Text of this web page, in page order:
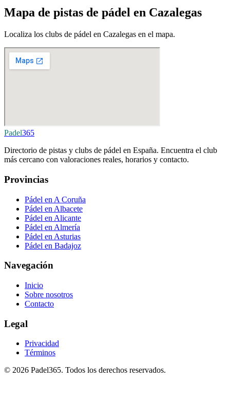
Mapa de pistas de pádel en Cazalegas
Localiza los clubs de pádel en Cazalegas en el mapa.
Padel365
Directorio de pistas y clubs de pádel en España. Encuentra el club
más cercano con valoraciones reales, horarios y contacto.
Provincias
Pádel en A Coruña
Pádel en Albacete
Pádel en Alicante
Pádel en Almería
Pádel en Asturias
Pádel en Badajoz
Navegación
Inicio
Sobre nosotros
Contacto
Legal
Privacidad
Términos
© 2026 Padel365. Todos los derechos reservados.